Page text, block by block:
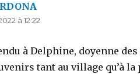
à 12:22
à Delphine, doyenne
tant au village qu’à la